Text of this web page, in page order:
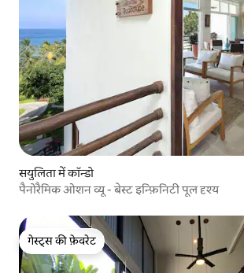
सयुलिता में कॉन्डो
पैनोरैमिक ओशन व्यू - बेस्ट इन्फ़िनिटी पूल दृश्य
गेस्ट्स की फ़ेवरेट
गेस्ट्स की फ़ेवरेट